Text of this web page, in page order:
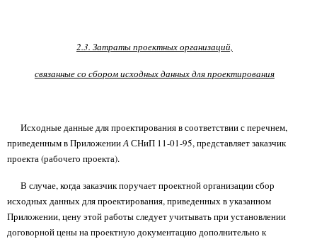
2.3. Затраты проектных организаций,
связанные со сбором исходных данных для проектирования
Исходные данные для проектирования в соответствии с перечнем,
приведенным в ПриложенииАСНиП 11-01-95, представляет заказчик
проекта (рабочего проекта).
В случае, когда заказчик поручает проектной организации сбор
исходных данных для проектирования, приведенных в указанном
Приложении, цену этой работы следует учитывать при установлении
договорной цены на проектную документацию дополнительно к